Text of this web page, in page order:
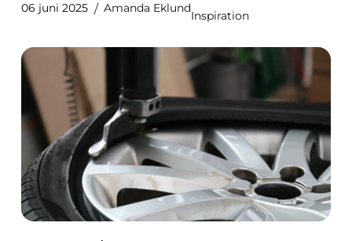
06 juni 2025 Amanda Eklund
Inspiration